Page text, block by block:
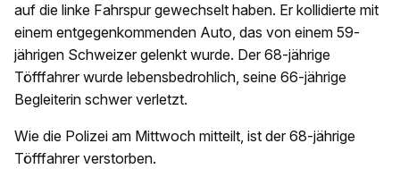
auf die linke Fahrspur gewechselt haben. Er kollidierte mit
einem entgegenkommenden Auto, das von einem 59-
jährigen Schweizer gelenkt wurde. Der 68-jährige
Töfffahrer wurde lebensbedrohlich, seine 66-jährige
Begleiterin schwer verletzt.
Wie die Polizei am Mittwoch mitteilt, ist der 68-jährige
Töfffahrer verstorben.